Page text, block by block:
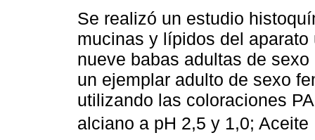
Se realizó un estudio
mucinas y lípidos del aparato
nueve babas adultas de
un ejemplar adulto de sexo
utilizando las coloraciones
alciano a pH 2,5 y 1,0; Aceite